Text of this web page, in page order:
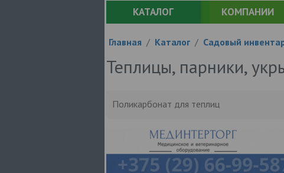
КАТАЛОГ КОМПАНИИ
Главная / Каталог / Садовый
Теплицы, парники,
Поликарбонат для теплиц